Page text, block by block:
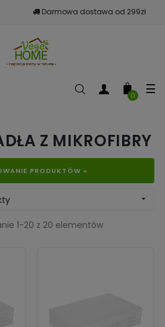
Darmowa dostawa od 299zł
☰
0
Z MIKROFIBRY
PRODUKTÓW »

1-20 z 20 elementów